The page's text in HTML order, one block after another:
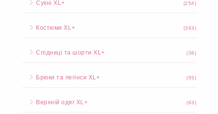
Сукні XL+ (254)
Костюми XL+ (393)
Спідниці та шорти XL+ (38)
Брюки та легінси XL+ (55)
Верхній одяг XL+ (63)